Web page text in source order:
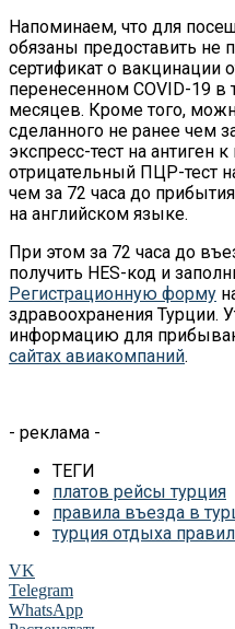
Напоминаем, что для
обязаны предоставить не
сертификат о вакцинации
перенесенном COVID-19 в
месяцев. Кроме того,
сделанного не ранее чем
экспресс-тест на антиген
отрицательный ПЦР-тест
чем за 72 часа до
на английском языке.
При этом за 72 часа до
получить HES-код и
Регистрационную форму
здравоохранения Турции.
информацию для
сайтах авиакомпаний.
- реклама -
ТЕГИ
платов рейсы турция
правила въезда в
турция отдыха
VK
Telegram
WhatsApp